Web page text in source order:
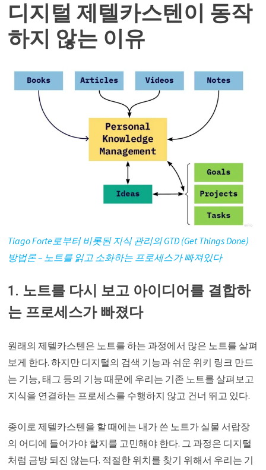
디지털 제텔카스텐이 동작
하지 않는 이유
Tiago Forte로부터 비롯된 지식 관리의 GTD (Get Things Done)
방법론 – 노트를 읽고 소화하는 프로세스가 빠져있다
1. 노트를 다시 보고 아이디어를 결합하
는 프로세스가 빠졌다
원래의 제텔카스텐은 노트를 하는 과정에서 많은 노트를 살펴
보게 한다. 하지만 디지털의 검색 기능과 쉬운 위키 링크 만드
는 기능, 태그 등의 기능 때문에 우리는 기존 노트를 살펴보고
지식을 연결하는 프로세스를 수행하지 않고 건너 뛰고 있다.
종이로 제텔카스텐을 할 때에는 내가 쓴 노트가 실물 서랍장
의 어디에 들어가야 할지를 고민해야 한다. 그 과정은 디지털
처럼 금방 되진 않는다. 적절한 위치를 찾기 위해서 우리는 기